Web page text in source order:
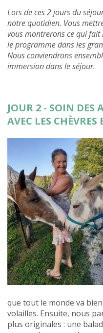
Lors de ces 2 jours du
notre quotidien. Vous
vous montrerons ce qui
le programme dans les
Nous conviendrons
immersion dans le séjour.
JOUR 2 - SOIN DES
AVEC LES
que tout le monde va
volailles. Ensuite, nous
plus originales : une